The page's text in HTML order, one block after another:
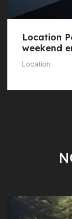
Location
weekend
Location